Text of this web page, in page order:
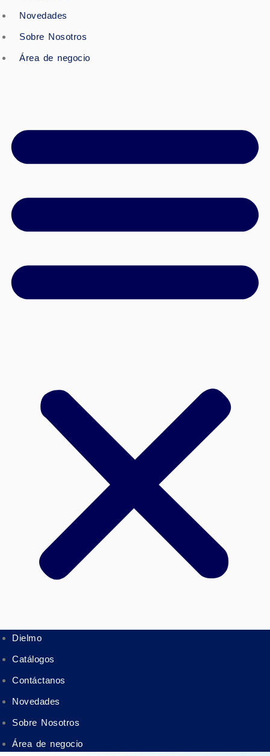
Novedades
Sobre Nosotros
Área de negocio
Dielmo
Catálogos
Contáctanos
Novedades
Sobre Nosotros
Área de negocio